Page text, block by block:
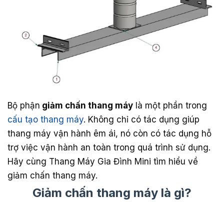
Bộ phận giảm chấn thang máy là một phần trong
cấu tạo thang máy. Không chỉ có tác dụng giúp
thang máy vận hành êm ái, nó còn có tác dụng hỗ
trợ việc vận hành an toàn trong quá trình sử dụng.
Hãy cùng Thang Máy Gia Đình Mini tìm hiểu về
giảm chấn thang máy.
Giảm chấn thang máy là gì?